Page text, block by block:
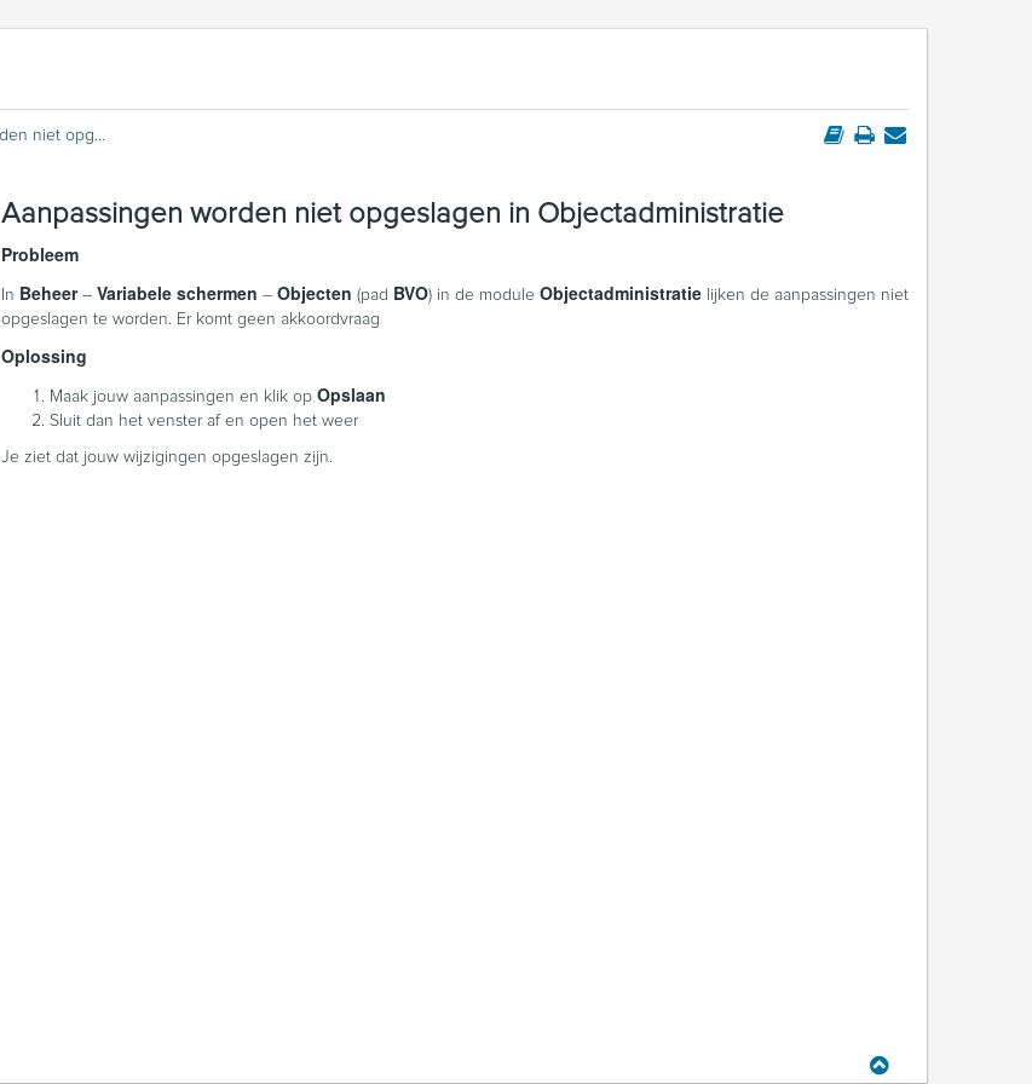
Aanpassingen worden niet opgeslagen in Objectadministratie
Aanpassingen worden niet opgeslagen in Objectadministratie
Probleem
In Beheer – Variabele schermen – Objecten (pad BVO) in de module Objectadministratie lijken de aanpassingen niet
opgeslagen te worden. Er komt geen akkoordvraag
Oplossing
Maak jouw aanpassingen en klik op Opslaan
Sluit dan het venster af en open het weer
Je ziet dat jouw wijzigingen opgeslagen zijn.